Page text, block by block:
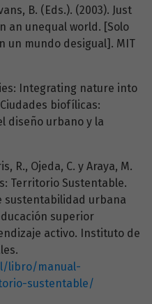
B. (Eds.). (2003). Just
an unequal world. [Solo
un mundo desigual]. MIT
Integrating nature into
biofílicas:
diseño urbano y la
R., Ojeda, C. y Araya, M.
Territorio Sustentable.
sustentabilidad urbana
superior
activo. Instituto de
libro/manual-
sustentable/